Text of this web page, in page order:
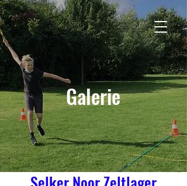
TSV Tetenbüll
Galerie